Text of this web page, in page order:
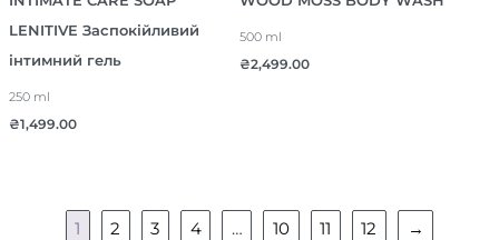
LENITIVE Заспокійливий
інтимний гель
250 ml
₴1,499.00
500 ml
₴2,499.00
1 2 3 4 … 10 11 12 →